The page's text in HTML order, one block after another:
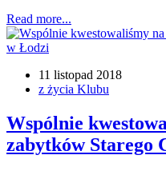
Read more...
11 listopad 2018
z życia Klubu
Wspólnie
zabytków Starego